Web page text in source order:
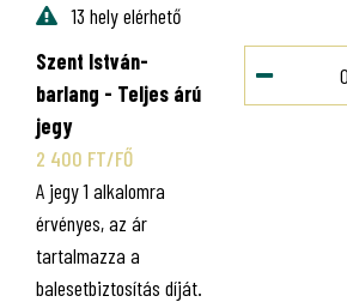
13 hely elérhető
Szent István-
barlang - Teljes árú
jegy
2 400 FT/FŐ
A jegy 1 alkalomra
érvényes, az ár
tartalmazza a
balesetbiztosítás díját.